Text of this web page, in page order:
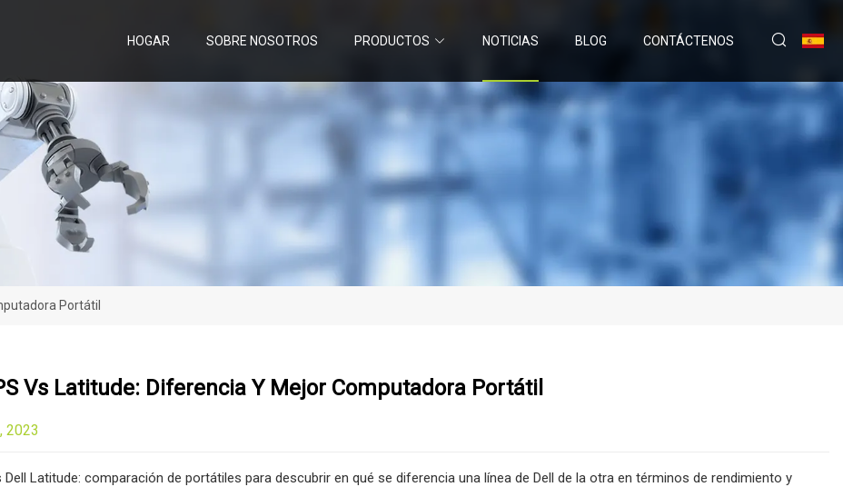
HOGAR SOBRE NOSOTROS PRODUCTOS NOTICIAS BLOG CONTÁCTENOS
Portátil
Vs Latitude: Diferencia Y Mejor Computadora Portátil
2023
Dell Latitude: comparación de portátiles para descubrir en qué se diferencia una línea de Dell de la otra en términos de rendimiento y